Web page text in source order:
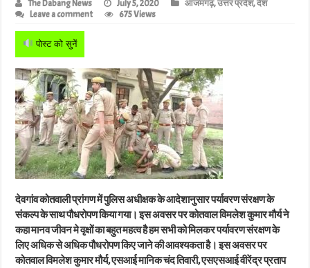
The Dabang News July 5, 2020 आजमगढ़,उत्तर प्रदेश,देश
Leave a comment
675 Views
पोस्ट को सुनें
देवगांव कोतवाली प्रांगण में पुलिस अधीक्षक के आदेशानुसार पर्यावरण संरक्षण के
संकल्प के साथ पौधरोपण किया गया। इस अवसर पर कोतवाल विमलेश कुमार मौर्य ने
कहा मानव जीवन मे वृक्षों का बहुत महत्व है हम सभी को मिलकर पर्यावरण संरक्षण के
लिए अधिक से अधिक पौधरोपण किए जाने की आवश्यकता है। इस अवसर पर
कोतवाल विमलेश कुमार मौर्य, एसआई मानिक चंद तिवारी, एसएसआई वीरेंद्र प्रताप